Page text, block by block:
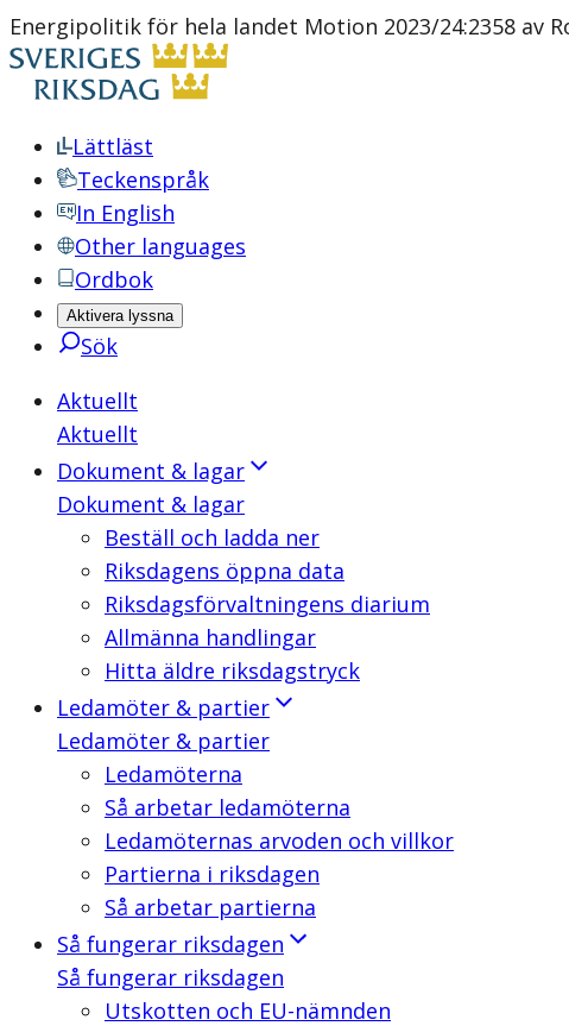
Energipolitik för hela landet Motion 2023/24:2358 av
Lättläst
Teckenspråk
In English
Other languages
Ordbok
Aktivera lyssna
Sök
Aktuellt
Aktuellt
Dokument & lagar
Dokument & lagar
Beställ och ladda ner
Riksdagens öppna data
Riksdagsförvaltningens diarium
Allmänna handlingar
Hitta äldre riksdagstryck
Ledamöter & partier
Ledamöter & partier
Ledamöterna
Så arbetar ledamöterna
Ledamöternas arvoden och villkor
Partierna i riksdagen
Så arbetar partierna
Så fungerar riksdagen
Så fungerar riksdagen
Utskotten och EU-nämnden